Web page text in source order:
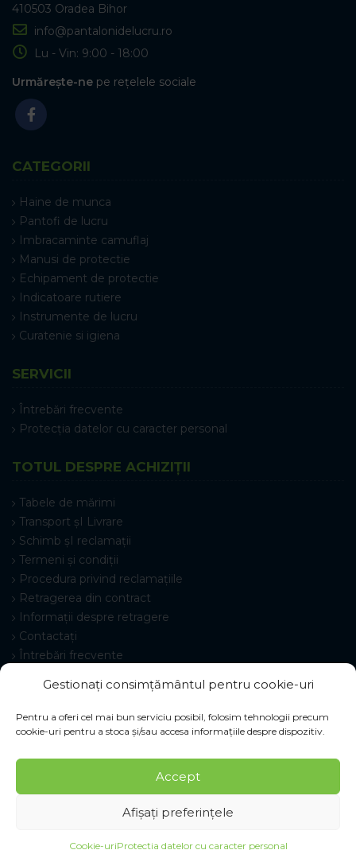
Gestionați consimțământul pentru cookie-uri
Pentru a oferi cel mai bun serviciu posibil, folosim tehnologii precum
cookie-uri pentru a stoca și/sau accesa informațiile despre dispozitiv.
Accept
Afișați preferințele
Cookie-uriProtecția datelor cu caracter personal
410503 Oradea Bihor
info@pantalonidelucru.ro
Lu - Vin: 9:00 - 18:00
Urmărește-ne pe rețelele sociale
CATEGORII
Haine de munca
Pantofi de lucru
Imbracaminte camuflaj
Manusi de protectie
Echipament de protectie
Indicatoare rutiere
Instrumente de lucru
Curatenie si igiena
SERVICII
Întrebări frecvente
Protecția datelor cu caracter personal
TOTUL DESPRE ACHIZIȚII
Tabele de mărimi
Transport șI Livrare
Schimb șI reclamații
Termeni și condiții
Procedura privind reclamațiile
Retragerea din contract
Informații despre retragere
Contactați
Întrebări frecvente
© 2026 Pracovné odevy ZIKO s. r. o., toate drepturile